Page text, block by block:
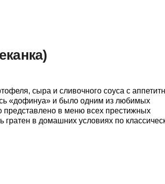
сыра и сливочного соуса с
«дофинуа» и было одним из любимых
представлено в меню всех престижных
в домашних условиях по